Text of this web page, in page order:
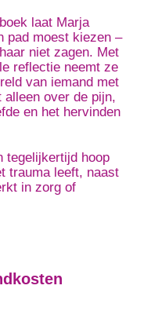
laat Marja
pad moest kiezen –
niet zagen. Met
reflectie neemt ze
van iemand met
over de pijn,
en het hervinden
tegelijkertijd hoop
trauma leeft, naast
in zorg of